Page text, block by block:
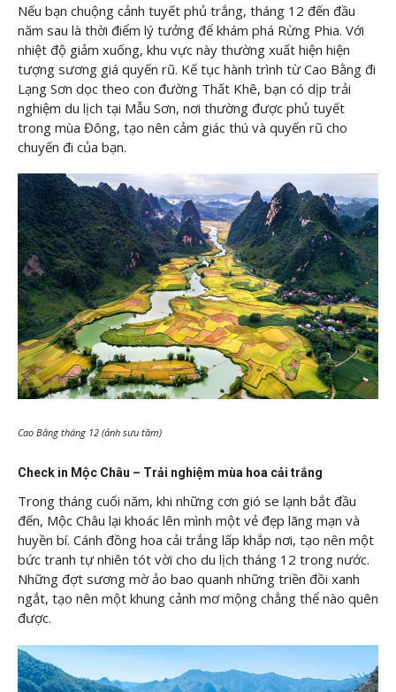
Nếu bạn chuộng cảnh tuyết phủ trắng, tháng 12 đến đầu
năm sau là thời điểm lý tưởng để khám phá Rừng Phia. Với
nhiệt độ giảm xuống, khu vực này thường xuất hiện hiện
tượng sương giá quyến rũ. Kế tục hành trình từ Cao Bằng đi
Lạng Sơn dọc theo con đường Thất Khê, bạn có dịp trải
nghiệm du lịch tại Mẫu Sơn, nơi thường được phủ tuyết
trong mùa Đông, tạo nên cảm giác thú và quyến rũ cho
chuyến đi của bạn.
Cao Bằng tháng 12 (ảnh sưu tầm)
Check in Mộc Châu – Trải nghiệm mùa hoa cải trắng
Trong tháng cuối năm, khi những cơn gió se lạnh bắt đầu
đến, Mộc Châu lại khoác lên mình một vẻ đẹp lãng mạn và
huyền bí. Cánh đồng hoa cải trắng lấp khắp nơi, tạo nên một
bức tranh tự nhiên tót vời cho du lịch tháng 12 trong nước.
Những đợt sương mờ ảo bao quanh những triền đồi xanh
ngắt, tạo nên một khung cảnh mơ mộng chẳng thể nào quên
được.